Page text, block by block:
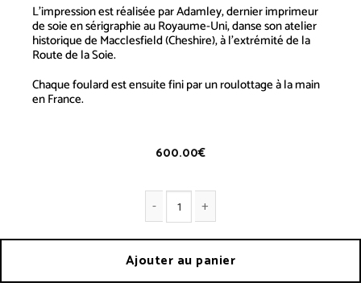
L’impression est réalisée par Adamley, dernier imprimeur
de soie en sérigraphie au Royaume-Uni, danse son atelier
historique de Macclesfield (Cheshire), à l’extrémité de la
Route de la Soie.
Chaque foulard est ensuite fini par un roulottage à la main
en France.
600.00€
Ajouter au panier